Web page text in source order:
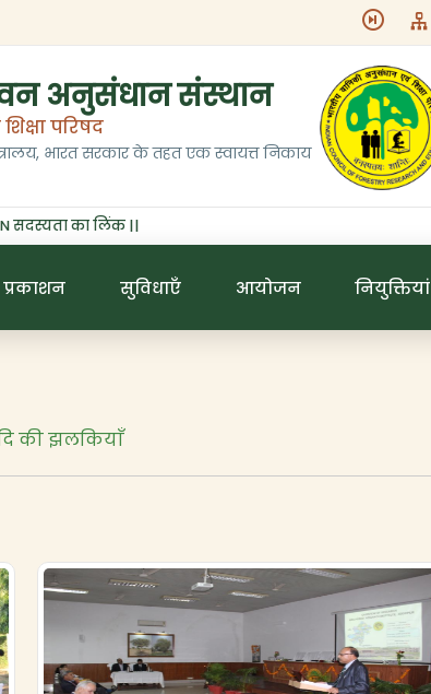
अनुसंधान संस्थान
परिषद
भारत सरकार के तहत एक स्वायत्त निकाय
फोटो गैलरी
सदस्यता का लिंक ||
प्रकाशन सुविधाएँ आयोजन नियुक्तियां
की झलकियाँ